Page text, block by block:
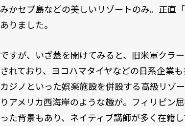
みかセブ島などの美しいリゾートのみ。正
ありました。
ですが、いざ蓋を開けてみると、旧米軍クラ
されており、ヨコハマタイヤなどの日系企業
カジノといった娯楽施設を併設する高級リゾ
りアメリカ西海岸のような趣が。フィリピン
った背景もあり、ネイティブ講師が多く在籍